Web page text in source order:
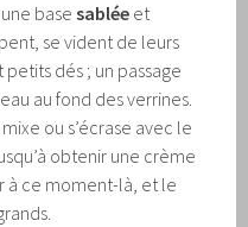
une basesablée et
se vident de leurs
dés ; un passage
au fond des verrines.
ou s’écrase avec le
obtenir une crème
à ce moment-là, et le